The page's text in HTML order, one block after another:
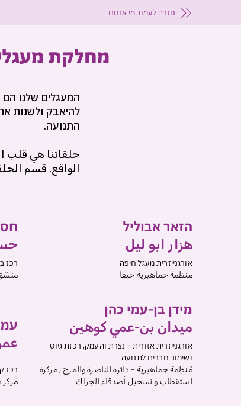
חזרה לעמוד מי אנחנו
מחלקת
המעגלים שלנו
להיאבק ולשנות
התנועה.
حلقاتنا هي قلب
الواقع. قسم
הזאר אבוליל
هزار ابو ليل
אורגנייזרית מעגל חיפה
منظمة جماهيرية حيفا
רכז
منسّق
מידן בן-עמי כהן
ميدان بن-عمي كوهين
אורגנייזרית אזורית - נצרת והעמק, רכזת גיוס
ושימור חברים לתנועה
مُنظِمة جماهيرية - دائرة الناصرة والمرج , مركزة
استقطاب و تسجيل أصدقاء الحِراك
רכז